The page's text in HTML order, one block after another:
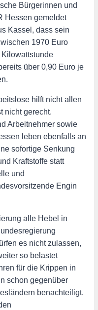
Bürgerinnen und
Hessen gemeldet
Kassel, dass sein
1970 Euro
über 0,90 Euro je
hilft nicht allen
nicht gerecht.
Arbeitnehmer sowie
leben ebenfalls an
sofortige Senkung
Kraftstoffe statt
und
Engin
alle Hebel in
es nicht zulassen,
so belastet
für die Krippen in
schon gegenüber
benachteiligt,